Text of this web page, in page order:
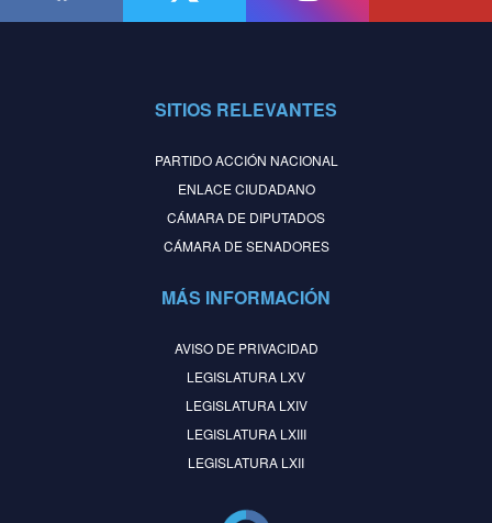
SITIOS RELEVANTES
PARTIDO ACCIÓN NACIONAL
ENLACE CIUDADANO
CÁMARA DE DIPUTADOS
CÁMARA DE SENADORES
MÁS INFORMACIÓN
AVISO DE PRIVACIDAD
LEGISLATURA LXV
LEGISLATURA LXIV
LEGISLATURA LXIII
LEGISLATURA LXII